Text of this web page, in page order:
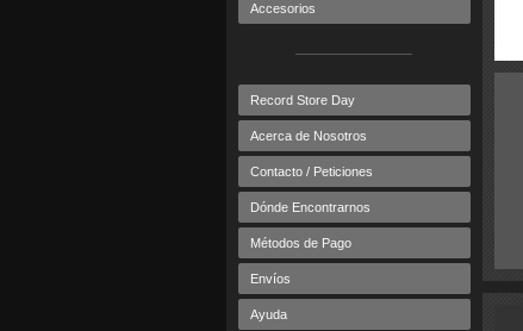
Accesorios
Record Store Day
Acerca de Nosotros
Contacto / Peticiones
Dónde Encontrarnos
Métodos de Pago
Envíos
Ayuda